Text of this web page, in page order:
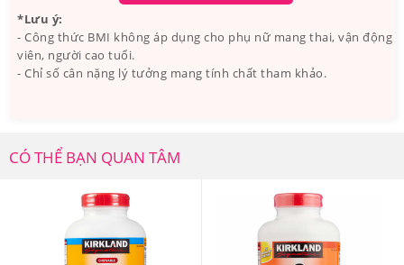
Thành phần chính:Calcium Carbonate, Cellulose Gel,
Maltodextrin, Croscarmellose Sodium, Stearic Acid,
*Lưu ý:
- Công thức BMI không áp dụng cho phụ nữ mang thai, vận động
viên, người cao tuổi.
- Chỉ số cân nặng lý tưởng mang tính chất tham khảo.
CÓ THỂ BẠN QUAN TÂM